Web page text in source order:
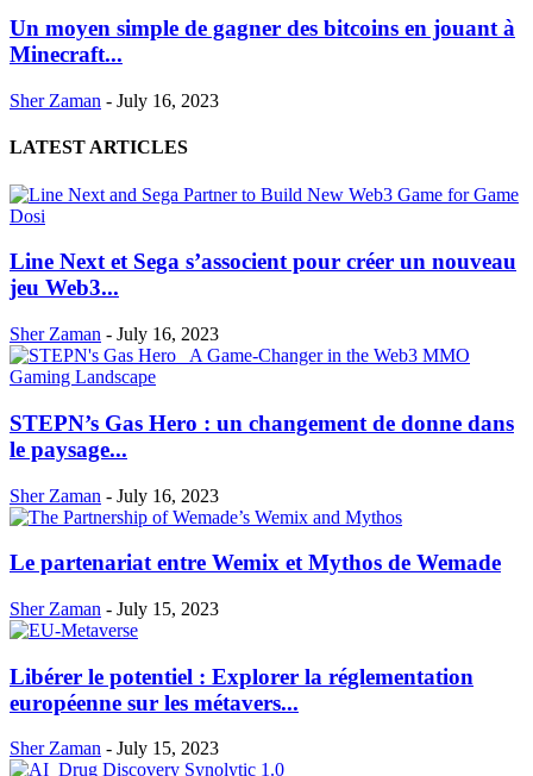
Un moyen simple de gagner des bitcoins en jouant à
Minecraft...
Sher Zaman - July 16, 2023
LATEST ARTICLES
Line Next et Sega s’associent pour créer un nouveau
jeu Web3...
Sher Zaman - July 16, 2023
STEPN’s Gas Hero : un changement de donne dans
le paysage...
Sher Zaman - July 16, 2023
Le partenariat entre Wemix et Mythos de Wemade
Sher Zaman - July 15, 2023
Libérer le potentiel : Explorer la réglementation
européenne sur les métavers...
Sher Zaman - July 15, 2023